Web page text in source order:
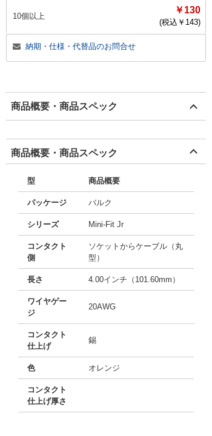
10個以上
￥130
(税込￥ 143)
納期・仕様・代替品のお問合せ
商品概要・商品スペック
商品概要・商品スペック
型 商品概要
パッケージ バルク
シリーズ Mini-Fit Jr
コンタクト
側
ソケットからケーブル（丸
型）
長さ 4.00インチ（101.60mm）
ワイヤゲー
ジ
20AWG
コンタクト
仕上げ
錫
色 オレンジ
コンタクト
仕上げ厚さ